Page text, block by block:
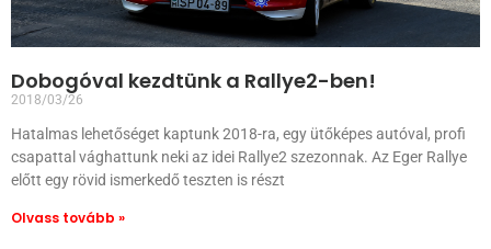
Dobogóval kezdtünk a Rallye2-ben!
2018/03/26
Hatalmas lehetőséget kaptunk 2018-ra, egy ütőképes autóval, profi
csapattal vághattunk neki az idei Rallye2 szezonnak. Az Eger Rallye
előtt egy rövid ismerkedő teszten is részt
Olvass tovább »